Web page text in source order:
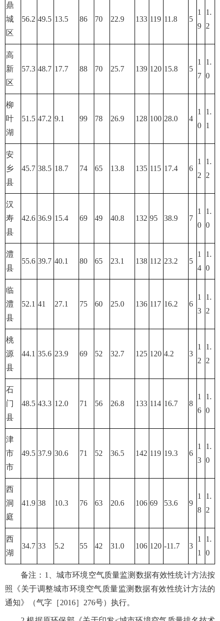
鼎
城
区
56.2 49.5 13.5 86 70 22.9 133 119 11.8 5
1
9
1.
2
高
新
区
57.3 48.7 17.7 88 70 25.7 139 120 15.8 5
1
7
1.
0
柳
叶
湖
51.5 47.2 9.1 99 78 26.9 128 100 28.0 4
1
0
1.
1
安
乡
县
45.7 38.5 18.7 74 65 13.8 135 115 17.4 6
1
2
1.
2
汉
寿
县
42.6 36.9 15.4 69 49 40.8 132 95 38.9 7
1
0
1.
0
澧
县
55.6 39.7 40.1 80 65 23.1 138 112 23.2 5
1
4
1.
0
临
澧
县
52.1 41 27.1 75 60 25.0 136 117 16.2 6
1
3
1.
2
桃
源
县
44.1 35.6 23.9 69 52 32.7 125 120 4.2 3
1
2
1.
2
石
门
县
48.5 43.3 12.0 71 56 26.8 133 114 16.7 8
1
6
1.
0
津
市
市
49.5 37.9 30.6 71 52 36.5 142 119 19.3 6
1
3
1.
0
西
洞
庭
41.9 38 10.3 76 63 20.6 106 69 53.6 9
1
8
1.
2
西
湖
34.7 33 5.2 55 42 31.0 106 120 -11.7 3
1
1
1.
0
备注：1、城市环境空气质量监测数据有效性统计方法按
照《关于调整城市环境空气质量监测数据有效性统计方法的
通知》（气字［2016］276号）执行。